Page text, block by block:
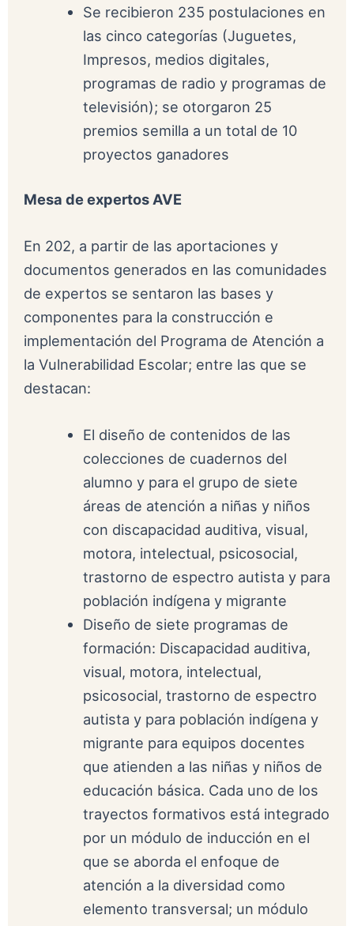
Se recibieron 235 postulaciones en
las cinco categorías (Juguetes,
Impresos, medios digitales,
programas de radio y programas de
televisión); se otorgaron 25
premios semilla a un total de 10
proyectos ganadores
Mesa de expertos AVE
En 202, a partir de las aportaciones y
documentos generados en las comunidades
de expertos se sentaron las bases y
componentes para la construcción e
implementación del Programa de Atención a
la Vulnerabilidad Escolar; entre las que se
destacan:
El diseño de contenidos de las
colecciones de cuadernos del
alumno y para el grupo de siete
áreas de atención a niñas y niños
con discapacidad auditiva, visual,
motora, intelectual, psicosocial,
trastorno de espectro autista y para
población indígena y migrante
Diseño de siete programas de
formación: Discapacidad auditiva,
visual, motora, intelectual,
psicosocial, trastorno de espectro
autista y para población indígena y
migrante para equipos docentes
que atienden a las niñas y niños de
educación básica. Cada uno de los
trayectos formativos está integrado
por un módulo de inducción en el
que se aborda el enfoque de
atención a la diversidad como
elemento transversal; un módulo